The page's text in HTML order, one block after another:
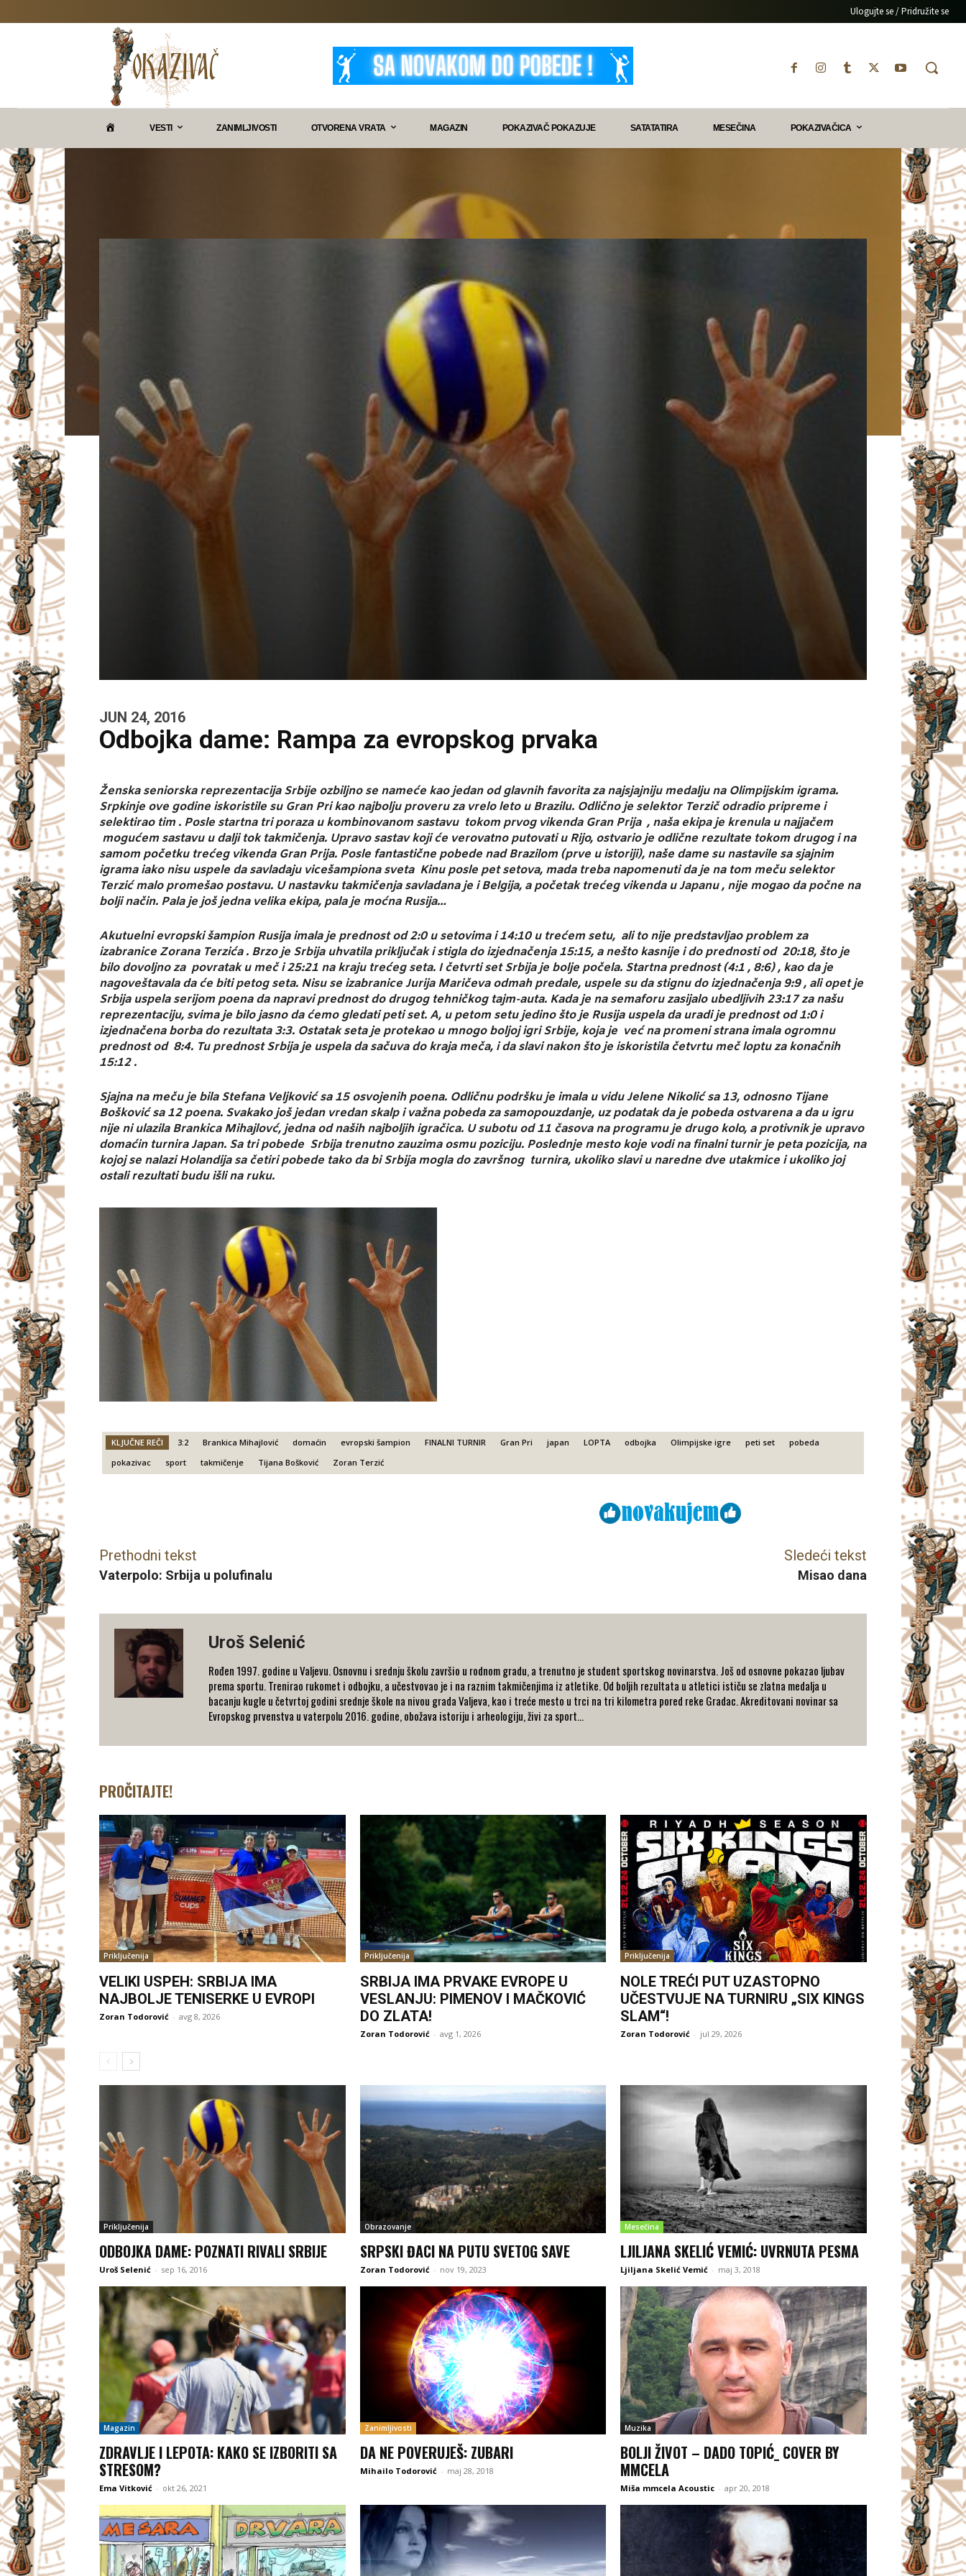
Ulogujte se / Pridružite se
VESTI ZANIMLJIVOSTI OTVORENA VRATA MAGAZIN POKAZIVAČ POKAZUJE SATATATIRA MESEČINA POKAZIVAČICA
JUN 24, 2016
Odbojka dame: Rampa za evropskog prvaka
Ženska seniorska reprezentacija Srbije ozbiljno se nameće kao jedan od glavnih favorita za najsjajniju medalju na Olimpijskim igrama.
Srpkinje ove godine iskoristile su Gran Pri kao najbolju proveru za vrelo leto u Brazilu. Odlično je selektor Terzič odradio pripreme i
selektirao tim . Posle startna tri poraza u kombinovanom sastavu tokom prvog vikenda Gran Prija , naša ekipa je krenula u najjačem
mogućem sastavu u dalji tok takmičenja. Upravo sastav koji će verovatno putovati u Rijo, ostvario je odlične rezultate tokom drugog i na
samom početku trećeg vikenda Gran Prija. Posle fantastične pobede nad Brazilom (prve u istoriji), naše dame su nastavile sa sjajnim
igrama iako nisu uspele da savladaju vicešampiona sveta Kinu posle pet setova, mada treba napomenuti da je na tom meču selektor
Terzić malo promešao postavu. U nastavku takmičenja savladana je i Belgija, a početak trećeg vikenda u Japanu , nije mogao da počne na
bolji način. Pala je još jedna velika ekipa, pala je moćna Rusija…
Akutuelni evropski šampion Rusija imala je prednost od 2:0 u setovima i 14:10 u trećem setu, ali to nije predstavljao problem za
izabranice Zorana Terzića . Brzo je Srbija uhvatila priključak i stigla do izjednačenja 15:15, a nešto kasnije i do prednosti od 20:18, što je
bilo dovoljno za povratak u meč i 25:21 na kraju trećeg seta. I četvrti set Srbija je bolje počela. Startna prednost (4:1 , 8:6) , kao da je
nagoveštavala da će biti petog seta. Nisu se izabranice Jurija Maričeva odmah predale, uspele su da stignu do izjednačenja 9:9 , ali opet je
Srbija uspela serijom poena da napravi prednost do drugog tehničkog tajm-auta. Kada je na semaforu zasijalo ubedljivih 23:17 za našu
reprezentaciju, svima je bilo jasno da ćemo gledati peti set. A, u petom setu jedino što je Rusija uspela da uradi je prednost od 1:0 i
izjednačena borba do rezultata 3:3. Ostatak seta je protekao u mnogo boljoj igri Srbije, koja je već na promeni strana imala ogromnu
prednost od 8:4. Tu prednost Srbija je uspela da sačuva do kraja meča, i da slavi nakon što je iskoristila četvrtu meč loptu za konačnih
15:12 .
Sjajna na meču je bila Stefana Veljković sa 15 osvojenih poena. Odličnu podršku je imala u vidu Jelene Nikolić sa 13, odnosno Tijane
Bošković sa 12 poena. Svakako još jedan vredan skalp i važna pobeda za samopouzdanje, uz podatak da je pobeda ostvarena a da u igru
nije ni ulazila Brankica Mihajlovć, jedna od naših najboljih igračica. U subotu od 11 časova na programu je drugo kolo, a protivnik je upravo
domaćin turnira Japan. Sa tri pobede Srbija trenutno zauzima osmu poziciju. Poslednje mesto koje vodi na finalni turnir je peta pozicija, na
kojoj se nalazi Holandija sa četiri pobede tako da bi Srbija mogla do završnog turnira, ukoliko slavi u naredne dve utakmice i ukoliko joj
ostali rezultati budu išli na ruku.
KLJUČNE REČI 3:2 Brankica Mihajlović domaćin evropski šampion FINALNI TURNIR Gran Pri japan LOPTA odbojka Olimpijske igre peti set
pobeda
pokazivac
sport takmičenje Tijana Bošković Zoran Terzić
Prethodni tekst
Vaterpolo: Srbija u polufinalu
Sledeći tekst
Misao dana
Uroš Selenić
Rođen 1997. godine u Valjevu. Osnovnu i srednju školu završio u rodnom gradu, a trenutno je student sportskog novinarstva. Još od osnovne pokazao ljubav
prema sportu. Trenirao rukomet i odbojku, a učestvovao je i na raznim takmičenjima iz atletike. Od boljih rezultata u atletici ističu se zlatna medalja u
bacanju kugle u četvrtoj godini srednje škole na nivou grada Valjeva, kao i treće mesto u trci na tri kilometra pored reke Gradac. Akreditovani novinar sa
Evropskog prvenstva u vaterpolu 2016. godine, obožava istoriju i arheologiju, živi za sport...
PROČITAJTE!
Priključenija
VELIKI USPEH: SRBIJA IMA
NAJBOLJE TENISERKE U EVROPI
Zoran Todorović - avg 8, 2026
Priključenija
SRBIJA IMA PRVAKE EVROPE U
VESLANJU: PIMENOV I MAČKOVIĆ
DO ZLATA!
Zoran Todorović - avg 1, 2026
Priključenija
NOLE TREĆI PUT UZASTOPNO
UČESTVUJE NA TURNIRU „SIX KINGS
SLAM“!
Zoran Todorović - jul 29, 2026
Priključenija
ODBOJKA DAME: POZNATI RIVALI SRBIJE
Uroš Selenić - sep 16, 2016
Obrazovanje
SRPSKI ĐACI NA PUTU SVETOG SAVE
Zoran Todorović - nov 19, 2023
Mesečina
LJILJANA SKELIĆ VEMIĆ: UVRNUTA PESMA
Ljiljana Skelić Vemić - maj 3, 2018
Magazin
ZDRAVLJE I LEPOTA: KAKO SE IZBORITI SA
STRESOM?
Ema Vitković - okt 26, 2021
Zanimljivosti
DA NE POVERUJEŠ: ZUBARI
Mihailo Todorović - maj 28, 2018
Muzika
BOLJI ŽIVOT – DADO TOPIĆ_ COVER BY
MMCELA
Miša mmcela Acoustic - apr 20, 2018